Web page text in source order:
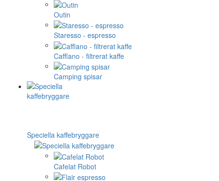
Outin
Staresso - espresso
Cafflano - filtrerat kaffe
Camping spisar
Speciella kaffebryggare
Cafelat Robot